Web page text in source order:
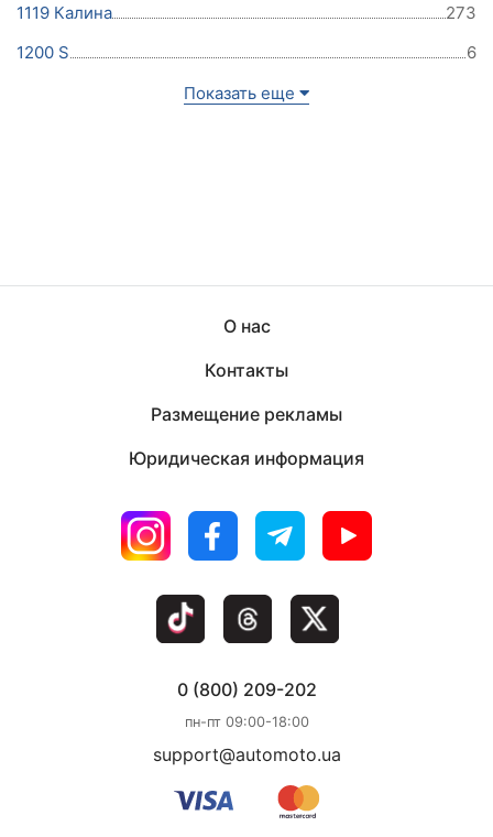
1119 Калина
273
1200 S
6
Показать еще
О нас
Контакты
Размещение рекламы
Юридическая информация
0 (800) 209-202
пн-пт 09:00-18:00
support@automoto.ua